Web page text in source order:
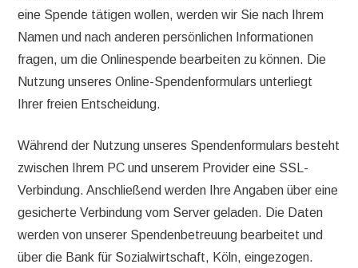
eine Spende tätigen wollen, werden wir Sie nach Ihrem
Namen und nach anderen persönlichen Informationen
fragen, um die Onlinespende bearbeiten zu können. Die
Nutzung unseres Online-Spendenformulars unterliegt
Ihrer freien Entscheidung.
Während der Nutzung unseres Spendenformulars besteht
zwischen Ihrem PC und unserem Provider eine SSL-
Verbindung. Anschließend werden Ihre Angaben über eine
gesicherte Verbindung vom Server geladen. Die Daten
werden von unserer Spendenbetreuung bearbeitet und
über die Bank für Sozialwirtschaft, Köln, eingezogen.